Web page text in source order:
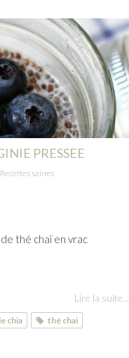
PRESSEE
Recettes saines
thé chaï en vrac
Lire la suite...
chia
thé chai